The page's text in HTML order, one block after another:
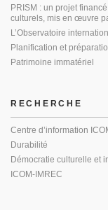
PRISM : un projet
culturels, mis en œuvre
L’Observatoire
Planification et
Patrimoine immatériel
RECHERCHE
Centre d’information
Durabilité
Démocratie culturelle et
ICOM-IMREC